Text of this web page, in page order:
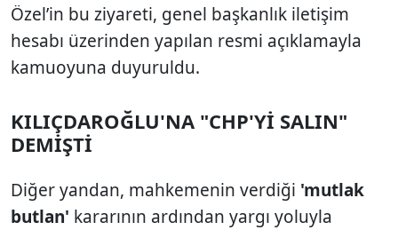
Özel’in bu ziyareti, genel başkanlık iletişim
hesabı üzerinden yapılan resmi açıklamayla
kamuoyuna duyuruldu.
KILIÇDAROĞLU'NA "CHP'Yİ SALIN"
DEMİŞTİ
Diğer yandan, mahkemenin verdiği 'mutlak
butlan' kararının ardından yargı yoluyla